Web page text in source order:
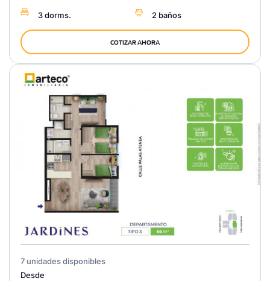
3 dorms. 2 baños
COTIZAR AHORA
7 unidades disponibles
Desde